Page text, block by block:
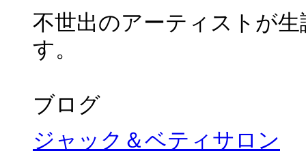
不世出のアーティストが
す。
ブログ
ジャック＆ベティサロン